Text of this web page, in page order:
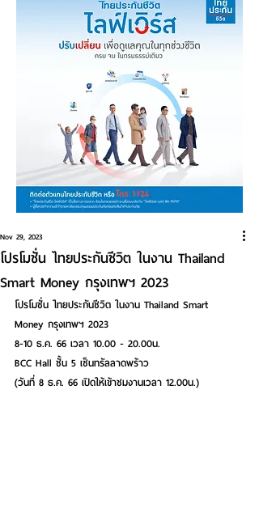
โปรโมชั่น ไทยประกันชีวิต ในงาน Thailand
Smart Money กรุงเทพฯ 2023
Nov 29, 2023
โปรโมชั่น ไทยประกันชีวิต ในงาน Thailand Smart
Money กรุงเทพฯ 2023
8-10 ธ.ค. 66 เวลา 10.00 - 20.00น.
BCC Hall ชั้น 5 เซ็นทรัลลาดพร้าว
(วันที่ 8 ธ.ค. 66 เปิดให้เข้าชมงานเวลา 12.00น.)